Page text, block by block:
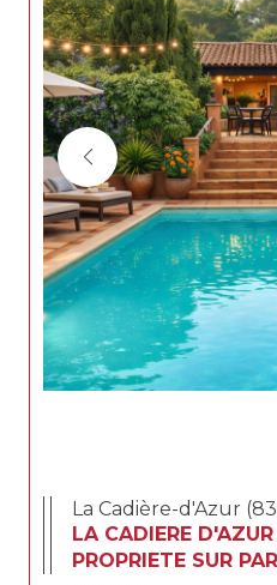
La Cadière-d'Azur
LA CADIERE
PROPRIETE SUR